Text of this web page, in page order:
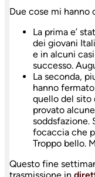
Due cose mi
La prima e’
dei giovani
e in alcuni casi
successo.
La seconda,
hanno
quello del sito
provato
soddsfazione.
focaccia che
Troppo bello.
Questo fine
trasmissione in